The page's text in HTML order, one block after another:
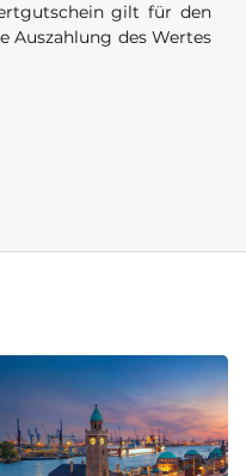
gilt für den
Auszahlung des Wertes